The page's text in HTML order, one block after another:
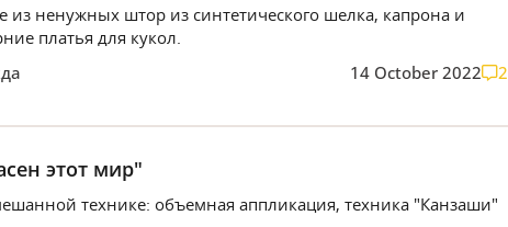
из ненужных штор из синтетического шелка, капрона и
платья для кукол.
14 October 2022 2
этот мир"
технике: объемная аппликация, техника "Канзаши"